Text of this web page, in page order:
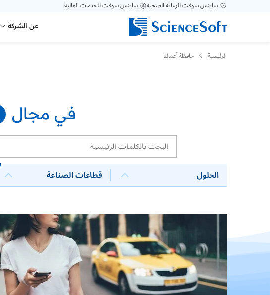
ساينس سوفت للرعاية الصحية ساينس سوفت للخدمات المالية
عن الشركة
الرئيسية حافظة أعمالنا
في مجال
الحلول قطاعات الصناعة